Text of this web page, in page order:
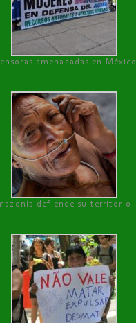
amenazadas en México
defiende su territorio